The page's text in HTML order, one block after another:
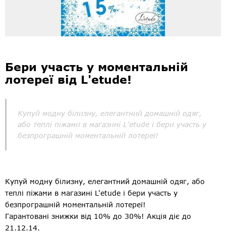
Бери участь у моментальній
лотереї від L'etude!
Купуй модну білизну, елегантний домашній одяг,
або теплі піжами в магазині L'etude і бери участь у
безпрограшній моментальній лотереї!
Купуй модну білизну, елегантний домашній одяг, або
теплі піжами в магазині L'etude і бери участь у
безпрограшній моментальній лотереї!
Гарантовані знижки від 10% до 30%! Акція діє до
21.12.14.